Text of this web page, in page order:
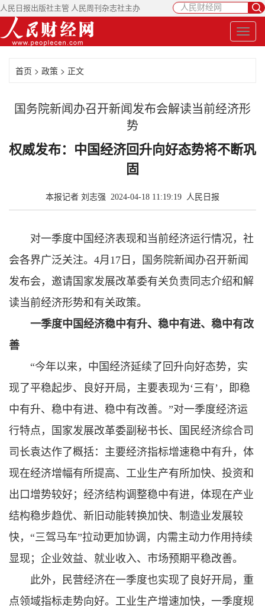
人民日报出版社主管 人民周刊杂志社主办
首页 > 政策 > 正文
国务院新闻办召开新闻发布会解读当前经济形
势
权威发布：中国经济回升向好态势将不断巩
固
本报记者 刘志强 2024-04-18 11:19:19 人民日报
对一季度中国经济表现和当前经济运行情况，社
会各界广泛关注。4月17日，国务院新闻办召开新闻
发布会，邀请国家发展改革委有关负责同志介绍和解
读当前经济形势和有关政策。
一季度中国经济稳中有升、稳中有进、稳中有改
善
“今年以来，中国经济延续了回升向好态势，实
现了平稳起步、良好开局，主要表现为‘三有’，即稳
中有升、稳中有进、稳中有改善。”对一季度经济运
行特点，国家发展改革委副秘书长、国民经济综合司
司长袁达作了概括：主要经济指标增速稳中有升，体
现在经济增幅有所提高、工业生产有所加快、投资和
出口增势较好；经济结构调整稳中有进，体现在产业
结构稳步趋优、新旧动能转换加快、制造业发展较
快，“三驾马车”拉动更加协调，内需主动力作用持续
显现；企业效益、就业收入、市场预期平稳改善。
此外，民营经济在一季度也实现了良好开局，重
点领域指标走势向好。工业生产增速加快，一季度规